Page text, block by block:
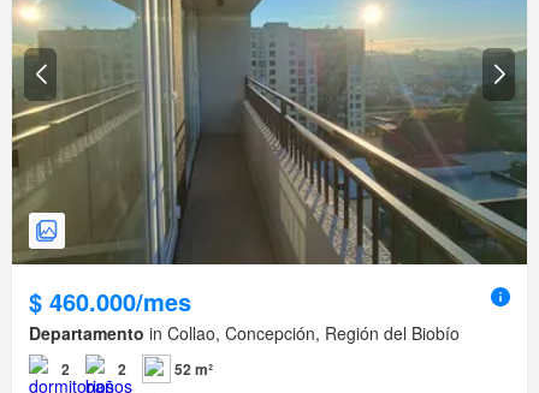
$ 460.000/mes
Departamento in Collao, Concepción, Región del Biobío
2 2 52 m²